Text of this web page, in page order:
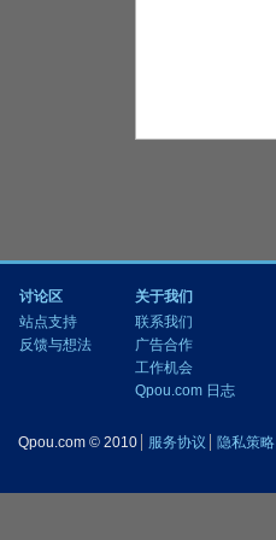
讨论区
站点支持
反馈与想法
关于我们
联系我们
广告合作
工作机会
Qpou.com 日志
Qpou.com © 2010 服务协议 隐私策略